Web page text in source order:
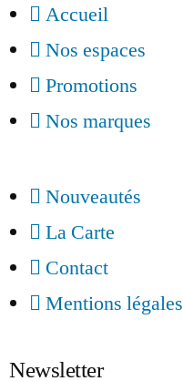
Accueil
Nos espaces
Promotions
Nos marques
Nouveautés
La Carte
Contact
Mentions légales
Newsletter